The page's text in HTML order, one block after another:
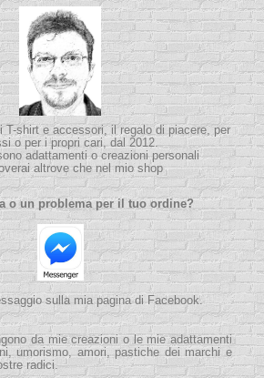
T-shirt e accessori, il regalo di piacere, per
o per i propri cari, dal 2012.
adattamenti o creazioni personali
altrove che nel mio shop
o un problema per il tuo ordine?
sulla mia pagina di Facebook.
da mie creazioni o le mie adattamenti
umorismo, amori, pastiche dei marchi e
radici.